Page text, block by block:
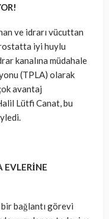
ve idrarı vücuttan
iyi huylu
kanalına müdahale
(TPLA) olarak
avantaj
Lütfi Canat, bu
EVLERİNE
bağlantı görevi